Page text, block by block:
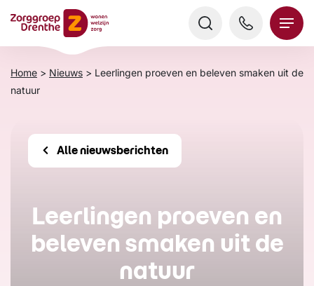
naar
content
Home > Nieuws > Leerlingen proeven en beleven smaken uit de
natuur
Alle nieuwsberichten
Leerlingen proeven en
beleven smaken uit de
natuur